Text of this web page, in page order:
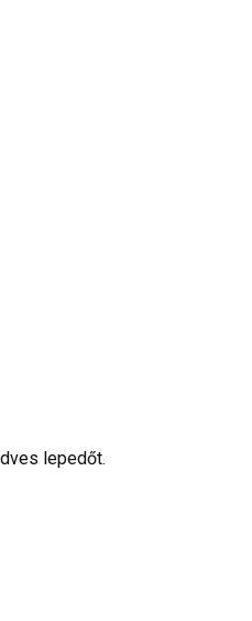
lepedőt.